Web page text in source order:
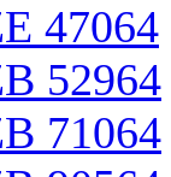
47064
52964
71064